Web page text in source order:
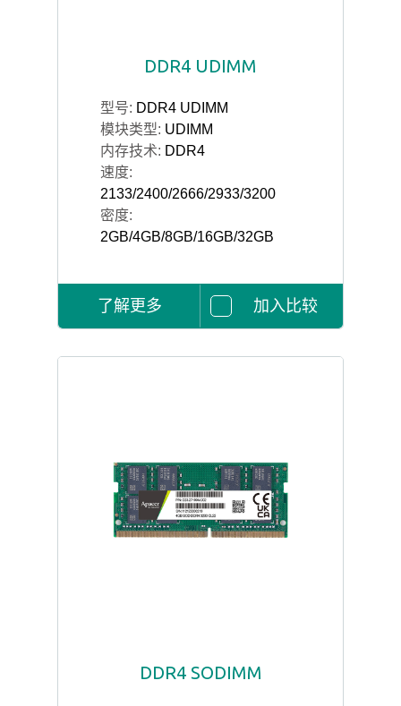
DDR4 UDIMM
型号: DDR4 UDIMM
模块类型: UDIMM
内存技术: DDR4
速度:
2133/2400/2666/2933/3200
密度:
2GB/4GB/8GB/16GB/32GB
了解更多 加入比较
DDR4 SODIMM